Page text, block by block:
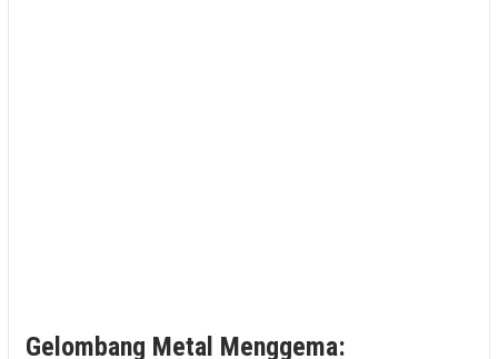
Gelombang Metal Menggema: